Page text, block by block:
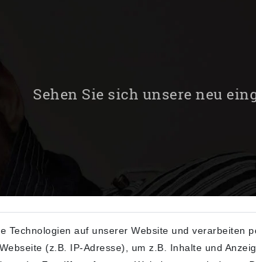
Sehen Sie sich unsere neu
Technologien auf unserer Website und verarbeiten
(z.B. IP-Adresse), um z.B. Inhalte und